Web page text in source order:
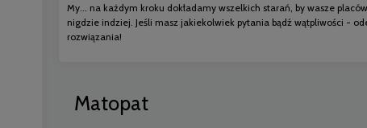
My... na każdym kroku dokładamy wszelkich starań, by wasze
nigdzie indziej. Jeśli masz jakiekolwiek pytania bądź wątpliwości -
rozwiązania!
Matopat